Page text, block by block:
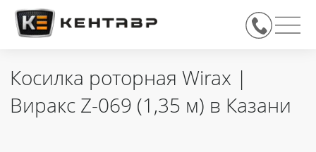
Косилка роторная Wirax |
Виракс Z-069 (1,35 м) в Казани